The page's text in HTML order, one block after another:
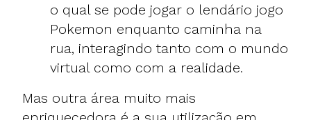
o qual se pode jogar o lendário jogo
Pokemon enquanto caminha na
rua, interagindo tanto com o mundo
virtual como com a realidade.
Mas outra área muito mais